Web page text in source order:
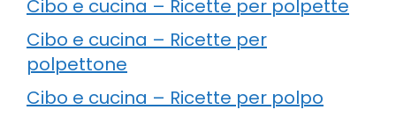
Cibo e cucina – Ricette per polpette
Cibo e cucina – Ricette per
polpettone
Cibo e cucina – Ricette per polpo